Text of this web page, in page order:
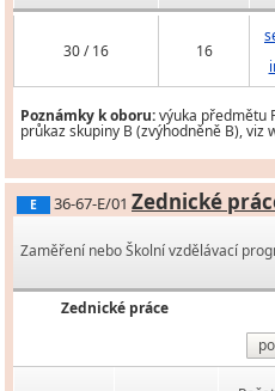
30 / 16 16
Poznámky k oboru:výuka předmětu
průkaz skupiny B (zvýhodněně B), viz
E 36-67-E/01 Zednické
Zaměření nebo Školní vzdělávací
Zednické práce